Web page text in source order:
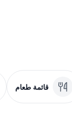
قائمة طعام